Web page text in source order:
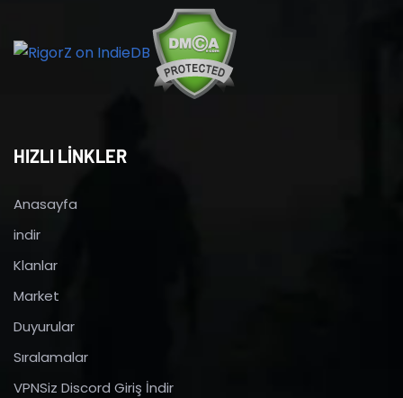
HIZLI LİNKLER
Anasayfa
indir
Klanlar
Market
Duyurular
Sıralamalar
VPNSiz Discord Giriş İndir